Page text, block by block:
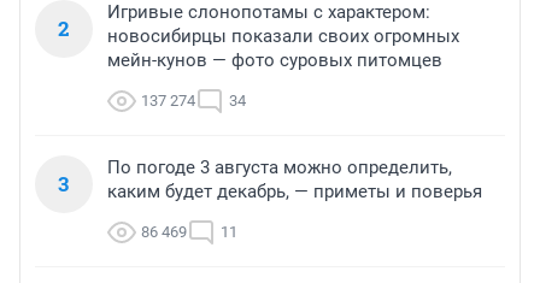
2
Игривые слонопотамы с характером:
новосибирцы показали своих огромных
мейн-кунов — фото суровых питомцев
137 274 34
3
По погоде 3 августа можно определить,
каким будет декабрь, — приметы и поверья
86 469 11